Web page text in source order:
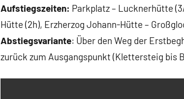
Aufstiegszeiten: Parkplatz – Lucknerhütte
Hütte (2h), Erzherzog Johann-Hütte –
Abstiegsvariante: Über den Weg der
zurück zum Ausgangspunkt (Klettersteig bis